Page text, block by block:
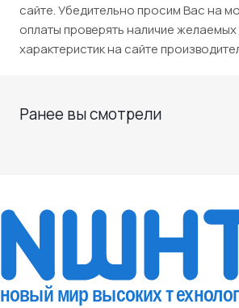
сайте. Убедительно просим Вас на
оплаты проверять наличие желаемых
характеристик на сайте
Ранее вы смотрели